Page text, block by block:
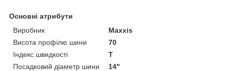
Основні атрибути
Виробник
Maxxis
Висота профілю шини
70
Індекс швидкості
T
Посадковий діаметр шини
14"